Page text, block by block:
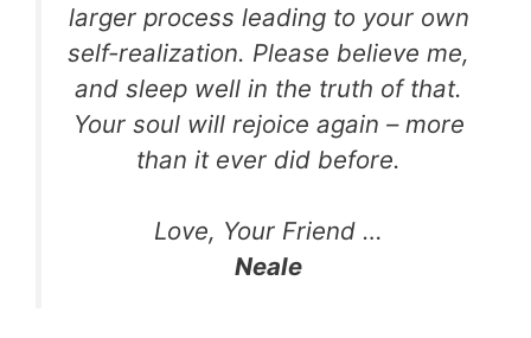
larger process leading to your own
self-realization. Please believe me,
and sleep well in the truth of that.
Your soul will rejoice again – more
than it ever did before.
Love, Your Friend …
Neale